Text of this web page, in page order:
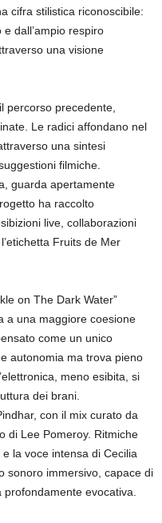
cifra stilistica riconoscibile:
dall’ampio respiro
una visione
percorso precedente,
Le radici affondano nel
una sintesi
filmiche.
guarda apertamente
ha raccolto
live, collaborazioni
Fruits de Mer
on The Dark Water”
a una maggiore coesione
come un unico
autonomia ma trova pieno
meno esibita, si
dei brani.
con il mix curato da
di Lee Pomeroy. Ritmiche
la voce intensa di Cecilia
sonoro immersivo, capace di
profondamente evocativa.